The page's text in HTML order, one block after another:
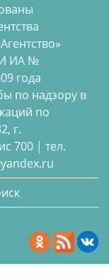
ИА №
года
по надзору в
по
г.
700 | тел.